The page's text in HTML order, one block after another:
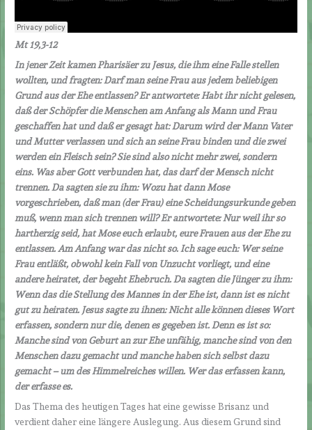
Mt 19,3-12
In jener Zeit kamen Pharisäer zu Jesus, die ihm eine Falle stellen
wollten, und fragten: Darf man seine Frau aus jedem beliebigen
Grund aus der Ehe entlassen? Er antwortete: Habt ihr nicht gelesen,
daß der Schöpfer die Menschen am Anfang als Mann und Frau
geschaffen hat und daß er gesagt hat: Darum wird der Mann Vater
und Mutter verlassen und sich an seine Frau binden und die zwei
werden ein Fleisch sein? Sie sind also nicht mehr zwei, sondern
eins. Was aber Gott verbunden hat, das darf der Mensch nicht
trennen. Da sagten sie zu ihm: Wozu hat dann Mose
vorgeschrieben, daß man (der Frau) eine Scheidungsurkunde geben
muß, wenn man sich trennen will? Er antwortete: Nur weil ihr so
hartherzig seid, hat Mose euch erlaubt, eure Frauen aus der Ehe zu
entlassen. Am Anfang war das nicht so. Ich sage euch: Wer seine
Frau entläßt, obwohl kein Fall von Unzucht vorliegt, und eine
andere heiratet, der begeht Ehebruch. Da sagten die Jünger zu ihm:
Wenn das die Stellung des Mannes in der Ehe ist, dann ist es nicht
gut zu heiraten. Jesus sagte zu ihnen: Nicht alle können dieses Wort
erfassen, sondern nur die, denen es gegeben ist. Denn es ist so:
Manche sind von Geburt an zur Ehe unfähig, manche sind von den
Menschen dazu gemacht und manche haben sich selbst dazu
gemacht – um des Himmelreiches willen. Wer das erfassen kann,
der erfasse es.
Das Thema des heutigen Tages hat eine gewisse Brisanz und
verdient daher eine längere Auslegung. Aus diesem Grund sind